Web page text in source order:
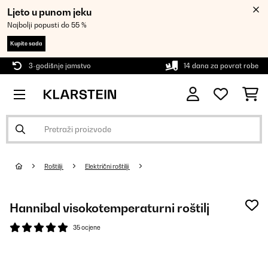
Ljeto u punom jeku
Najbolji popusti do 55 %
Kupite sada
3-godišnje jamstvo 14 dana za povrat robe
Roštilji Električni roštilji
Hannibal visokotemperaturni roštilj
35 ocjene